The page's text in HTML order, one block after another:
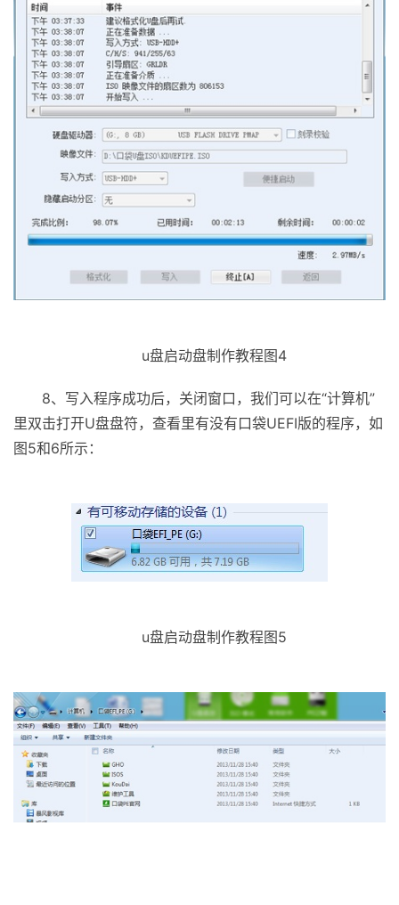
u盘启动盘制作教程图4
8、写入程序成功后，关闭窗口，我们可以在“计算机”
里双击打开U盘盘符，查看里有没有口袋UEFI版的程序，如
图5和6所示：
u盘启动盘制作教程图5